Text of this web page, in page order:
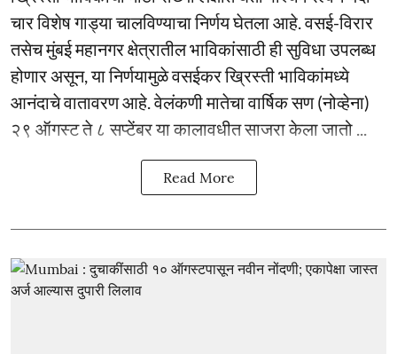
चार विशेष गाड्या चालविण्याचा निर्णय घेतला आहे. वसई-विरार
तसेच मुंबई महानगर क्षेत्रातील भाविकांसाठी ही सुविधा उपलब्ध
होणार असून, या निर्णयामुळे वसईकर ख्रिस्ती भाविकांमध्ये
आनंदाचे वातावरण आहे. वेलंकणी मातेचा वार्षिक सण (नोव्हेना)
२९ ऑगस्ट ते ८ सप्टेंबर या कालावधीत साजरा केला जातो ...
Read More